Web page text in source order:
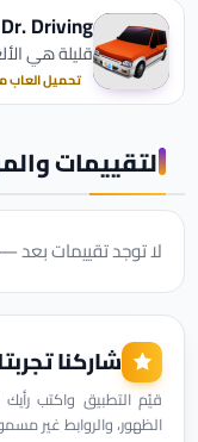
Dr. Driving
قليلة هي
تحميل العاب
التقييمات
لا توجد تقييمات بعد
شاركنا
قيّم التطبيق واكتب
الظهور، والروابط غير